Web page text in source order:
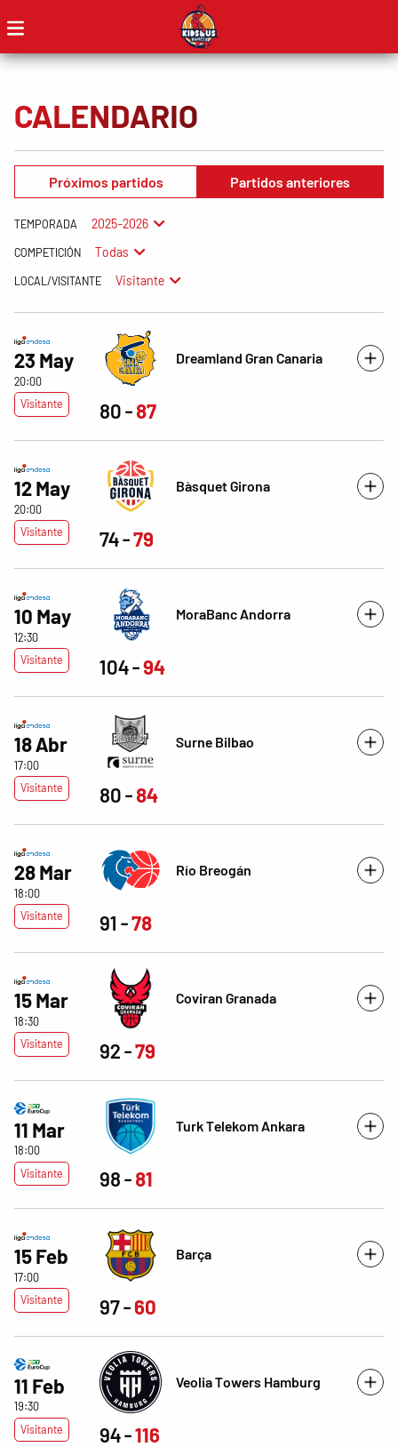
CALENDARIO
Próximos partidos Partidos anteriores
TEMPORADA 2025-2026
COMPETICIÓN Todas
LOCAL/VISITANTE Visitante
23 May
20:00
Visitante
Dreamland Gran Canaria
80 87
12 May
20:00
Visitante
Bàsquet Girona
74 79
10 May
12:30
Visitante
MoraBanc Andorra
104 94
18 Abr
17:00
Visitante
Surne Bilbao
80 84
28 Mar
18:00
Visitante
Río Breogán
91 78
15 Mar
18:30
Visitante
Coviran Granada
92 79
11 Mar
18:00
Visitante
Turk Telekom Ankara
98 81
15 Feb
17:00
Visitante
Barça
97 60
11 Feb
19:30
Visitante
Veolia Towers Hamburg
94 116